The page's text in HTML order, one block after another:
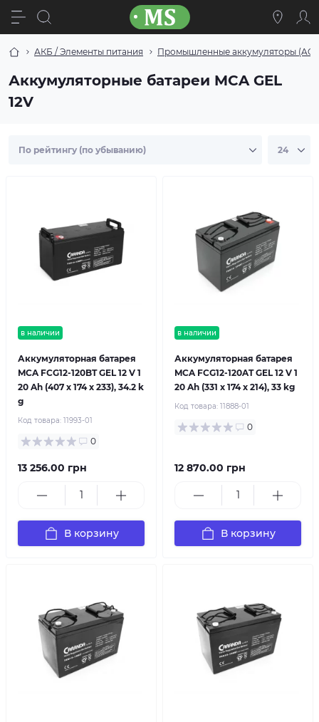
АКБ / Элементы питания Промышленные аккумуляторы
Аккумуляторные батареи MCA GEL
12V
в наличии
Аккумуляторная батарея
MCA FCG12-120BT GEL 12 V 1
20 Ah (407 x 174 x 233), 34.2 k
g
Код товара: 11993-01
0
13 256.00 грн
В корзину
в наличии
Аккумуляторная батарея
MCA FCG12-120AT GEL 12 V 1
20 Ah (331 x 174 x 214), 33 kg
Код товара: 11888-01
0
12 870.00 грн
В корзину